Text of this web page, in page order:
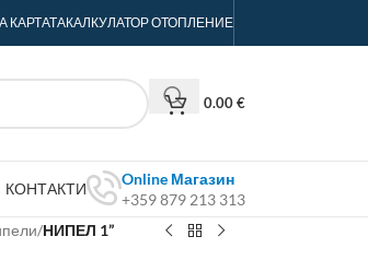
КАРТАТАКАЛКУЛАТОР ОТОПЛЕНИЕ
0.00€
КОНТАКТИ
Online Магазин
+359 879 213 313
/НИПЕЛ 1”